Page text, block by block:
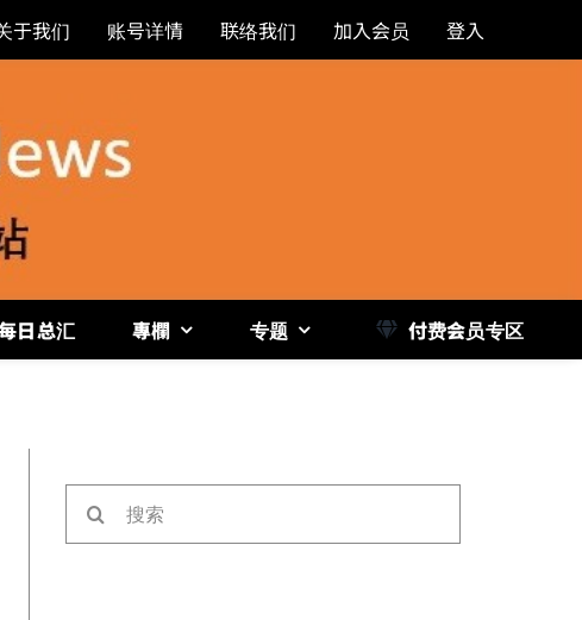
于我们 账号详情 联络我们 加入会员 登入
日总汇 專欄 专题 付费会员专区
索：